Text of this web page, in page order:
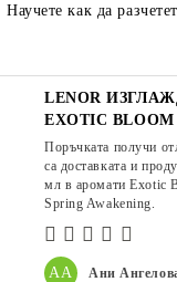
Научете как да
АА Ани
LENOR
EXOTIC BLOOM
Поръчката получи
са доставката и
мл в аромати Exotic
Spring Awakening.